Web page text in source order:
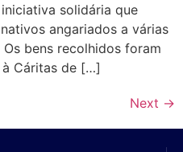
iniciativa solidária que
angariados a várias
bens recolhidos foram
à Cáritas de […]
Next →